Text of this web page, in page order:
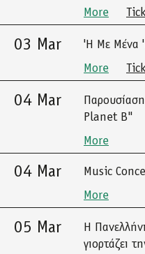
More
03 Mar
'Η Με Μένα
More
04 Mar
Planet B"
More
04 Mar
Music
More
05 Mar
Η
γιορτάζει